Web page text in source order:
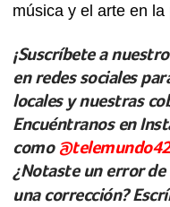
música y el arte en
¡Suscríbete a
en redes sociales
locales y nuestras
Encuéntranos en
como
¿Notaste un error
una corrección?